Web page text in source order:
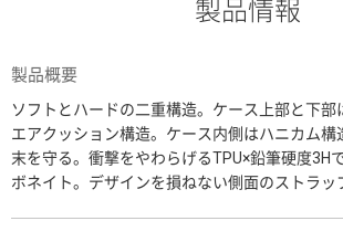
製品情報
製品概要
ソフトとハードの二重構造。ケース上部と下部
エアクッション構造。ケース内側はハニカム構
末を守る。衝撃をやわらげるTPU×鉛筆硬度3H
ボネイト。デザインを損ねない側面のストラッ